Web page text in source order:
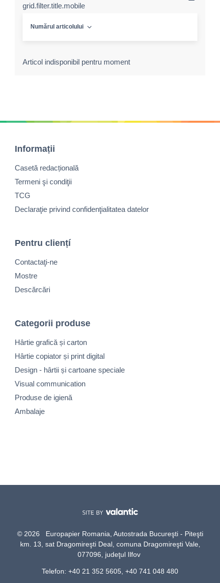
grid.filter.title.mobile
Numărul articolului
Articol indisponibil pentru moment
Informații
Casetă redacțională
Termeni şi condiţii
TCG
Declaraţie privind confidenţialitatea datelor
Pentru cliențí
Contactaţi-ne
Mostre
Descărcări
Categorii produse
Hârtie grafică și carton
Hârtie copiator și print digital
Design - hârtii și cartoane speciale
Visual communication
Produse de igienă
Ambalaje
© 2026 Europapier Romania, Autostrada Bucureşti - Piteşti
km. 13, sat Dragomireşti Deal, comuna Dragomireşti Vale,
077096, judeţul Ilfov
Telefon: +40 21 352 5605, +40 741 048 480